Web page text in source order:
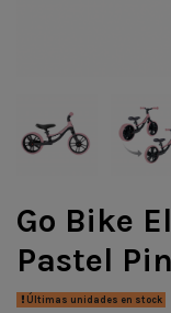
Go Bike
Pastel
Últimas unidades en stock